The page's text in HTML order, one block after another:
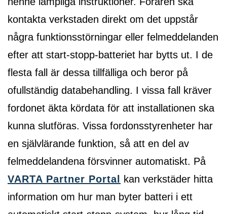
kontakta verkstaden direkt om det uppstår
några funktionsstörningar eller felmeddelanden
efter att start-stopp-batteriet har bytts ut. I de
flesta fall är dessa tillfälliga och beror på
ofullständig databehandling. I vissa fall kräver
fordonet äkta kördata för att installationen ska
kunna slutföras. Vissa fordonsstyrenheter har
en självlärande funktion, så att en del av
felmeddelandena försvinner automatiskt. På
VARTA Partner Portal
kan verkstäder hitta
information om hur man byter batteri i ett